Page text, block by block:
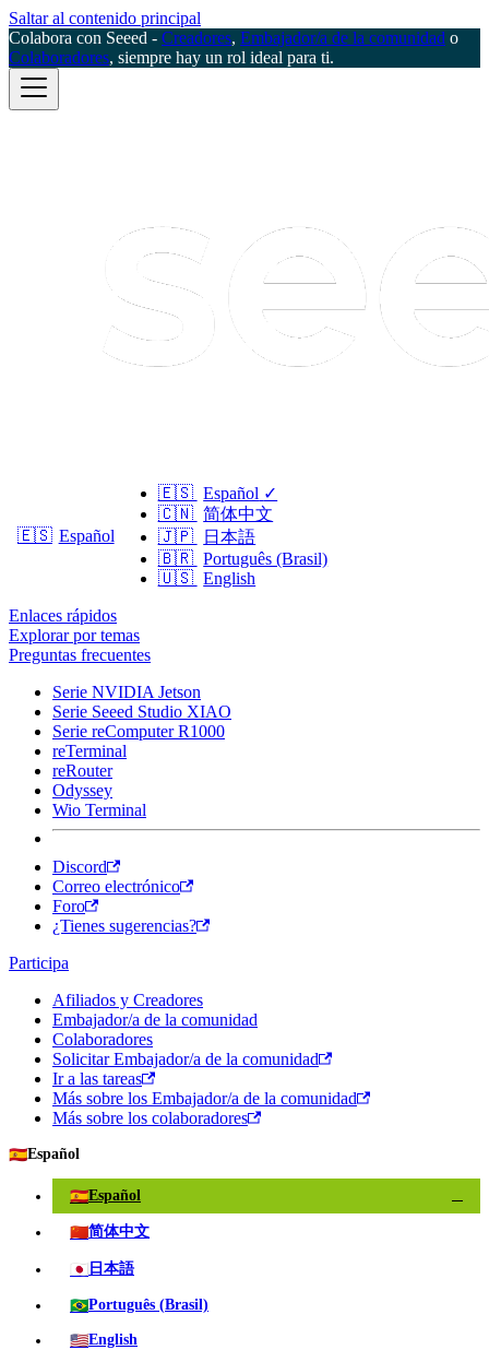
Saltar al contenido principal
Colabora con Seeed - Creadores, Embajador/a de la comunidad o
Colaboradores, siempre hay un rol ideal para ti.
🇪🇸 Español
🇪🇸 Español ✓
🇨🇳 简体中文
🇯🇵
日本語
🇧🇷 Português (Brasil)
🇺🇸 English
Enlaces rápidos
Explorar por temas
Preguntas frecuentes
Serie NVIDIA Jetson
Serie Seeed Studio XIAO
Serie reComputer R1000
reTerminal
reRouter
Odyssey
Wio Terminal
Discord
Correo electrónico
Foro
¿Tienes sugerencias?
Participa
Afiliados y Creadores
Embajador/a de la comunidad
Colaboradores
Solicitar Embajador/a de la comunidad
Ir a las tareas
Más sobre los Embajador/a de la comunidad
Más sobre los colaboradores
🇪🇸Español
🇪🇸Español
🇨🇳简体中文
🇯🇵 日本語
🇧🇷Português (Brasil)
🇺🇸English